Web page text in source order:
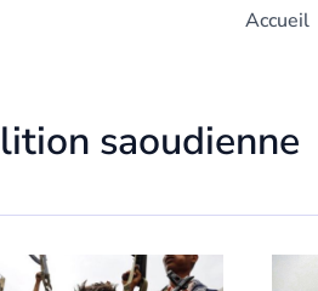
Accueil
saoudienne